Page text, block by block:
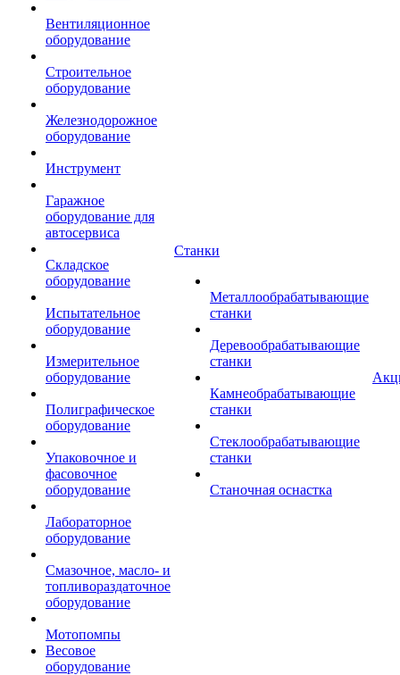
Вентиляционное
оборудование
Строительное
оборудование
Железнодорожное
оборудование
Инструмент
Гаражное
оборудование для
автосервиса
Складское
оборудование
Испытательное
оборудование
Измерительное
оборудование
Полиграфическое
оборудование
Упаковочное и
фасовочное
оборудование
Лабораторное
оборудование
Смазочное, масло- и
топливораздаточное
оборудование
Мотопомпы
Весовое
оборудование
Станки
Металлообрабатывающие
станки
Деревообрабатывающие
станки
Камнеобрабатывающие
станки
Стеклообрабатывающие
станки
Станочная оснастка